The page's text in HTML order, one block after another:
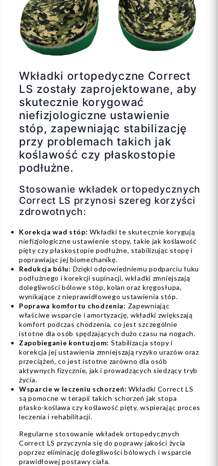
Wkładki ortopedyczne Correct
LS zostały zaprojektowane, aby
skutecznie korygować
niefizjologiczne ustawienie
stóp, zapewniając stabilizację
przy problemach takich jak
koślawość czy płaskostopie
podłużne.
Stosowanie wkładek ortopedycznych
Correct LS przynosi szereg korzyści
zdrowotnych:
Korekcja wad stóp: Wkładki te skutecznie korygują
niefizjologiczne ustawienie stopy, takie jak koślawość
pięty czy płaskostopie podłużne, stabilizując stopę i
poprawiając jej biomechanikę.
Redukcja bólu: Dzięki odpowiedniemu podparciu łuku
podłużnego i korekcji supinacji, wkładki zmniejszają
dolegliwości bólowe stóp, kolan oraz kręgosłupa,
wynikające z nieprawidłowego ustawienia stóp.
Poprawa komfortu chodzenia: Zapewniając
właściwe wsparcie i amortyzację, wkładki zwiększają
komfort podczas chodzenia, co jest szczególnie
istotne dla osób spędzających dużo czasu na nogach.
Zapobieganie kontuzjom: Stabilizacja stopy i
korekcja jej ustawienia zmniejszają ryzyko urazów oraz
przeciążeń, co jest istotne zarówno dla osób
aktywnych fizycznie, jak i prowadzących siedzący tryb
życia.
Wsparcie w leczeniu schorzeń: Wkładki Correct LS
są pomocne w terapii takich schorzeń jak stopa
płasko-koślawa czy koślawość pięty, wspierając proces
leczenia i rehabilitacji.
Regularne stosowanie wkładek ortopedycznych
Correct LS przyczynia się do poprawy jakości życia
poprzez eliminację dolegliwości bólowych i wsparcie
prawidłowej postawy ciała.